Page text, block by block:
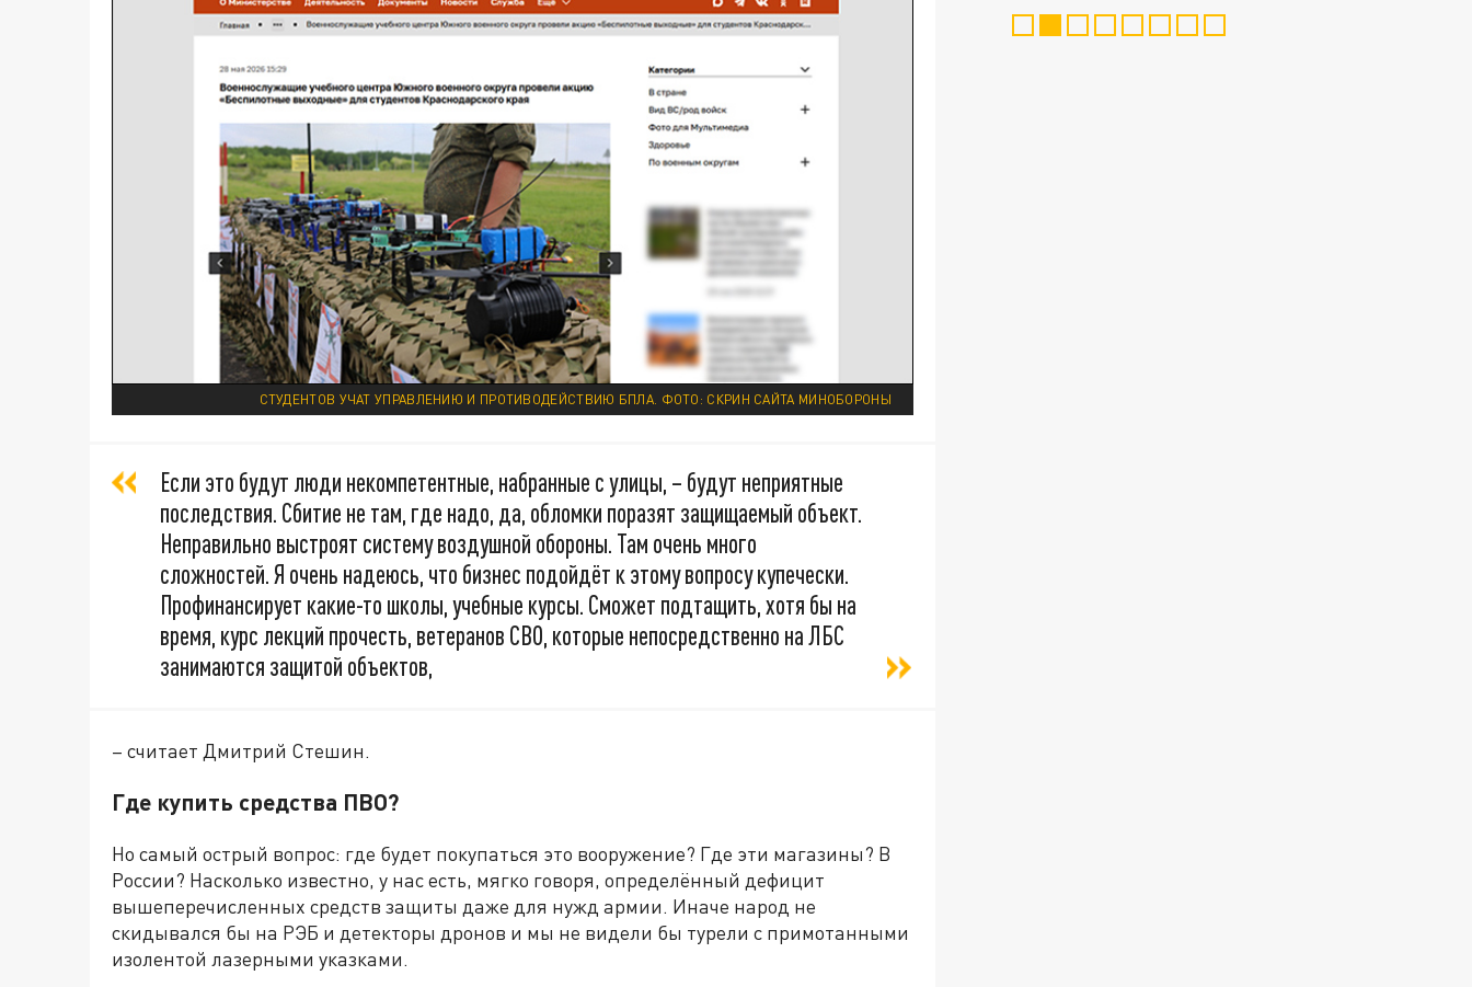
СТУДЕНТОВ УЧАТ УПРАВЛЕНИЮ И ПРОТИВОДЕЙСТВИЮ БПЛА. ФОТО: СКРИН САЙТА МИНОБОРОНЫ
Если это будут люди некомпетентные, набранные с улицы, – будут неприятные
последствия. Сбитие не там, где надо, да, обломки поразят защищаемый объект.
Неправильно выстроят систему воздушной обороны. Там очень много
сложностей. Я очень надеюсь, что бизнес подойдёт к этому вопросу купечески.
Профинансирует какие-то школы, учебные курсы. Сможет подтащить, хотя бы на
время, курс лекций прочесть, ветеранов СВО, которые непосредственно на ЛБС
занимаются защитой объектов,
– считает Дмитрий Стешин.
Где купить средства ПВО?
Но самый острый вопрос: где будет покупаться это вооружение? Где эти магазины? В
России? Насколько известно, у нас есть, мягко говоря, определённый дефицит
вышеперечисленных средств защиты даже для нужд армии. Иначе народ не
скидывался бы на РЭБ и детекторы дронов и мы не видели бы турели с примотанными
изолентой лазерными указками.